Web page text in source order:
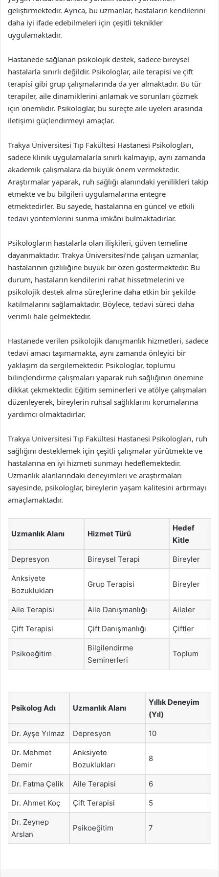
geliştirmektedir. Ayrıca, bu uzmanlar, hastaların kendilerini
daha iyi ifade edebilmeleri için çeşitli teknikler
uygulamaktadır.
Hastanede sağlanan psikolojik destek, sadece bireysel
hastalarla sınırlı değildir. Psikologlar, aile terapisi ve çift
terapisi gibi grup çalışmalarında da yer almaktadır. Bu tür
terapiler, aile dinamiklerini anlamak ve sorunları çözmek
için önemlidir. Psikologlar, bu süreçte aile üyeleri arasında
iletişimi güçlendirmeyi amaçlar.
Trakya Üniversitesi Tıp Fakültesi Hastanesi Psikologları,
sadece klinik uygulamalarla sınırlı kalmayıp, aynı zamanda
akademik çalışmalara da büyük önem vermektedir.
Araştırmalar yaparak, ruh sağlığı alanındaki yenilikleri takip
etmekte ve bu bilgileri uygulamalarına entegre
etmektedirler. Bu sayede, hastalarına en güncel ve etkili
tedavi yöntemlerini sunma imkânı bulmaktadırlar.
Psikologların hastalarla olan ilişkileri, güven temeline
dayanmaktadır. Trakya Üniversitesi’nde çalışan uzmanlar,
hastalarının gizliliğine büyük bir özen göstermektedir. Bu
durum, hastaların kendilerini rahat hissetmelerini ve
psikolojik destek alma süreçlerine daha etkin bir şekilde
katılmalarını sağlamaktadır. Böylece, tedavi süreci daha
verimli hale gelmektedir.
Hastanede verilen psikolojik danışmanlık hizmetleri, sadece
tedavi amacı taşımamakta, aynı zamanda önleyici bir
yaklaşım da sergilemektedir. Psikologlar, toplumu
bilinçlendirme çalışmaları yaparak ruh sağlığının önemine
dikkat çekmektedir. Eğitim seminerleri ve atölye çalışmaları
düzenleyerek, bireylerin ruhsal sağlıklarını korumalarına
yardımcı olmaktadırlar.
Trakya Üniversitesi Tıp Fakültesi Hastanesi Psikologları, ruh
sağlığını desteklemek için çeşitli çalışmalar yürütmekte ve
hastalarına en iyi hizmeti sunmayı hedeflemektedir.
Uzmanlık alanlarındaki deneyimleri ve araştırmaları
sayesinde, psikologlar, bireylerin yaşam kalitesini artırmayı
amaçlamaktadır.
Uzmanlık Alanı Hizmet Türü
Hedef
Kitle
Depresyon Bireysel Terapi Bireyler
Anksiyete
Bozuklukları
Grup Terapisi Bireyler
Aile Terapisi Aile Danışmanlığı Aileler
Çift Terapisi Çift Danışmanlığı Çiftler
Psikoeğitim
Bilgilendirme
Seminerleri
Toplum
Psikolog Adı Uzmanlık Alanı
Yıllık Deneyim
(Yıl)
Dr. Ayşe Yılmaz Depresyon 10
Dr. Mehmet
Demir
Anksiyete
Bozuklukları
8
Dr. Fatma Çelik Aile Terapisi 6
Dr. Ahmet Koç Çift Terapisi 5
Dr. Zeynep
Arslan
Psikoeğitim 7